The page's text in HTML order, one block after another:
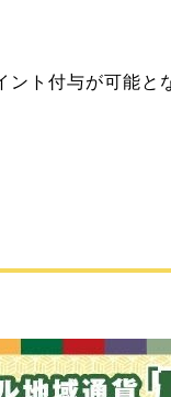
ト付与が可能